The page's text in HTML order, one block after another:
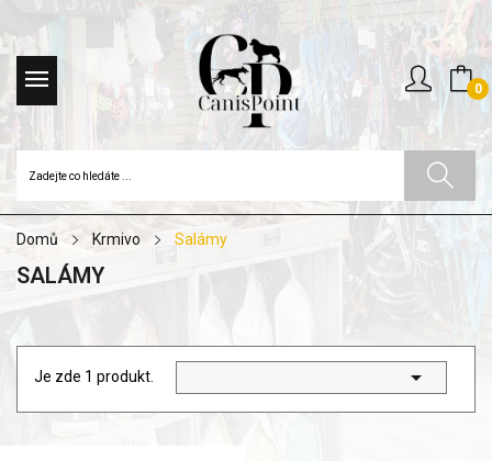
0
Domů Krmivo Salámy
SALÁMY
Je zde 1 produkt. 